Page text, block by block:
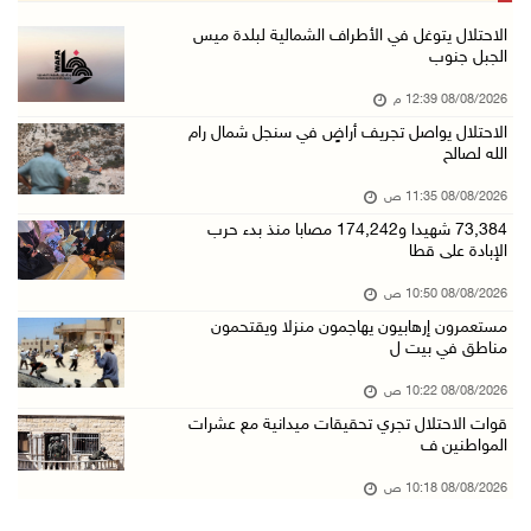
الاحتلال ينصب حاجزا عسكريا في نعلين غرب رام ا ...
08/آب/2026 09:38 ص
3 إصابات برصاص الاحتلال شمال خان يونس
أبرز عناوين الصحف الفلسطينية
08/آب/2026 08:21 ص
حالة الطقس: ارتفاع طفيف وموجة حر شديدة اعتبار ...
08/آب/2026 12:01 ص
قوات الاحتلال تقتحم بيت فجار جنوب بيت لحم
الاحتلال يتوغل في الأطراف الشمالية لبلدة ميس
الجبل جنوب
08/08/2026 12:39 م
الاحتلال يواصل تجريف أراضٍ في سنجل شمال رام
الله لصالح
08/08/2026 11:35 ص
73,384 شهيدا و174,242 مصابا منذ بدء حرب
الإبادة على قطا
08/08/2026 10:50 ص
مستعمرون إرهابيون يهاجمون منزلا ويقتحمون
مناطق في بيت ل
08/08/2026 10:22 ص
قوات الاحتلال تجري تحقيقات ميدانية مع عشرات
المواطنين ف
08/08/2026 10:18 ص